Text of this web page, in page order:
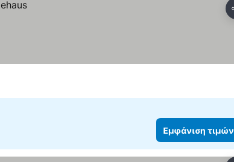
Εμφάνιση τιμών